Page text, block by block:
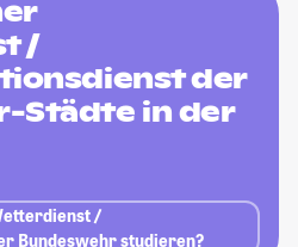
/
der
Städte in der
/
Bundeswehr studieren?